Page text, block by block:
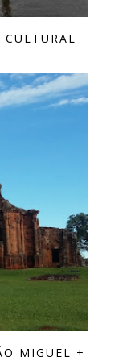
CULTURAL
MIGUEL +